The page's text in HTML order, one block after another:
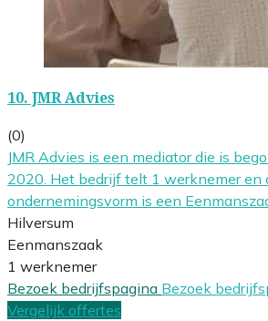
10. JMR Advies
(0)
JMR Advies is een mediator die is
2020. Het bedrijf telt 1 werknemer en
ondernemingsvorm is een
Hilversum
Eenmanszaak
1 werknemer
Bezoek bedrijfspagina Bezoek
Vergelijk offertes